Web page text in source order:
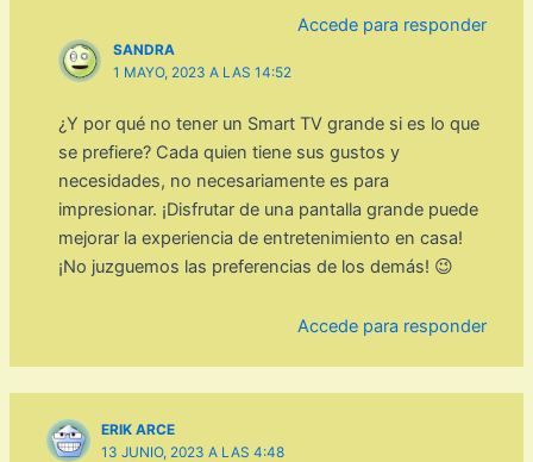
Accede para responder
SANDRA
1 MAYO, 2023 A LAS 14:52
¿Y por qué no tener un Smart TV grande si es lo que
se prefiere? Cada quien tiene sus gustos y
necesidades, no necesariamente es para
impresionar. ¡Disfrutar de una pantalla grande puede
mejorar la experiencia de entretenimiento en casa!
¡No juzguemos las preferencias de los demás! 😉
Accede para responder
ERIK ARCE
13 JUNIO, 2023 A LAS 4:48